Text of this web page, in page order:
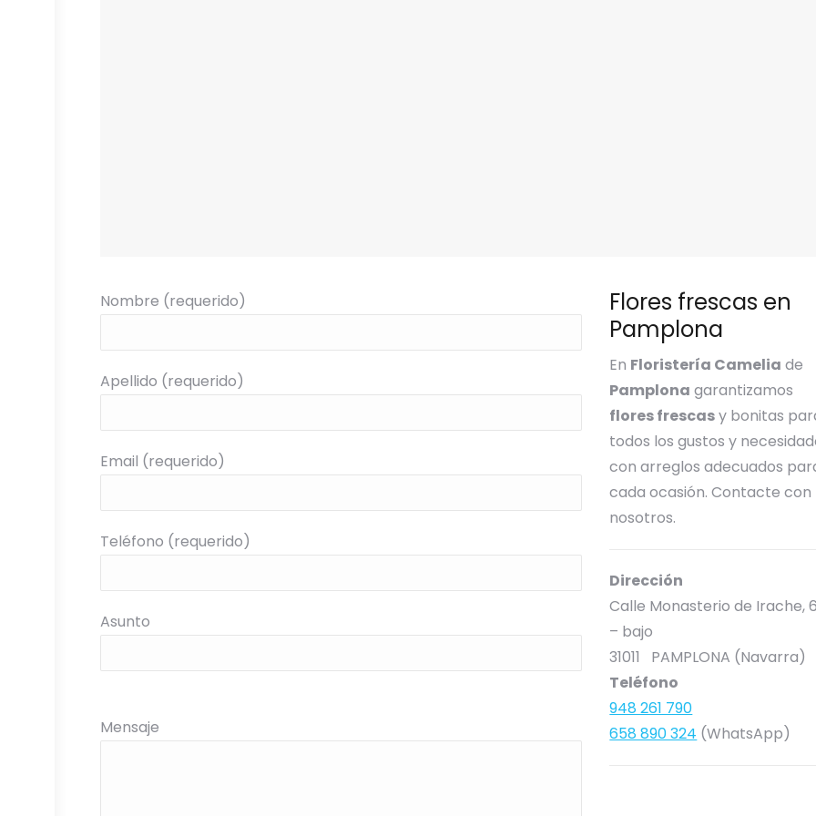
Nombre (requerido)
Apellido (requerido)
Email (requerido)
Teléfono (requerido)
Asunto
Mensaje
Flores frescas en
Pamplona
En Floristería Camelia de
Pamplona garantizamos
flores frescasy bonitas
todos los gustos y
con arreglos adecuados
cada ocasión. Contacte con
nosotros.
Dirección
Calle Monasterio de Irache,
– bajo
31011 PAMPLONA (Navarra)
Teléfono
948 261 790
658 890 324 (WhatsApp)